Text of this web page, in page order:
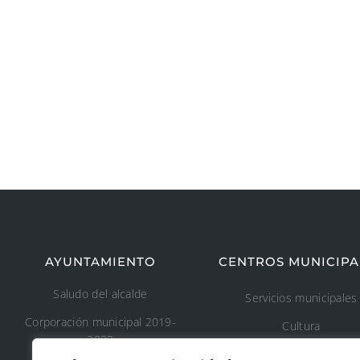
AYUNTAMIENTO
Saludo del alcalde
Corporación municipal 2019-
2023
CENTROS
Servicios municipales
Cultura